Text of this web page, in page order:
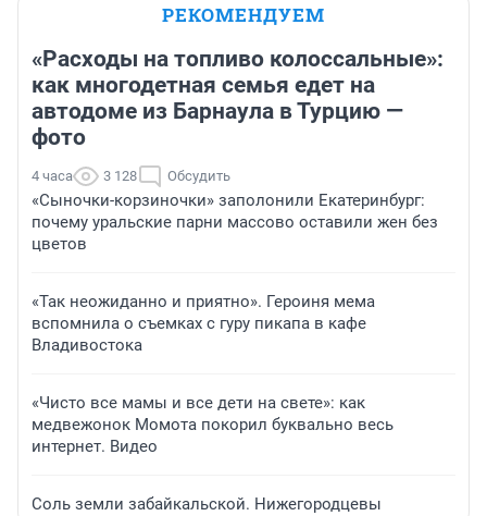
РЕКОМЕНДУЕМ
«Расходы на топливо колоссальные»:
как многодетная семья едет на
автодоме из Барнаула в Турцию —
фото
4 часа 3 128 Обсудить
«Сыночки-корзиночки» заполонили Екатеринбург:
почему уральские парни массово оставили жен без
цветов
«Так неожиданно и приятно». Героиня мема
вспомнила о съемках с гуру пикапа в кафе
Владивостока
«Чисто все мамы и все дети на свете»: как
медвежонок Момота покорил буквально весь
интернет. Видео
Соль земли забайкальской. Нижегородцевы